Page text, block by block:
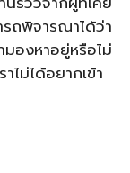
ถพิจารณาได้ว่า
องหาอยู่หรือไม่
ไม่ได้อยากเข้า